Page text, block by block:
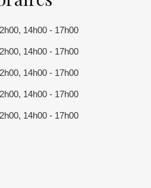
14h00 - 17h00
14h00 - 17h00
14h00 - 17h00
14h00 - 17h00
14h00 - 17h00